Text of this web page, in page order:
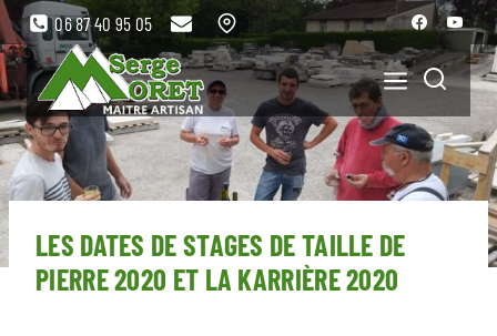
06 87 40 95 05
LES DATES DE STAGES DE TAILLE DE
PIERRE 2020 ET LA KARRIÈRE 2020